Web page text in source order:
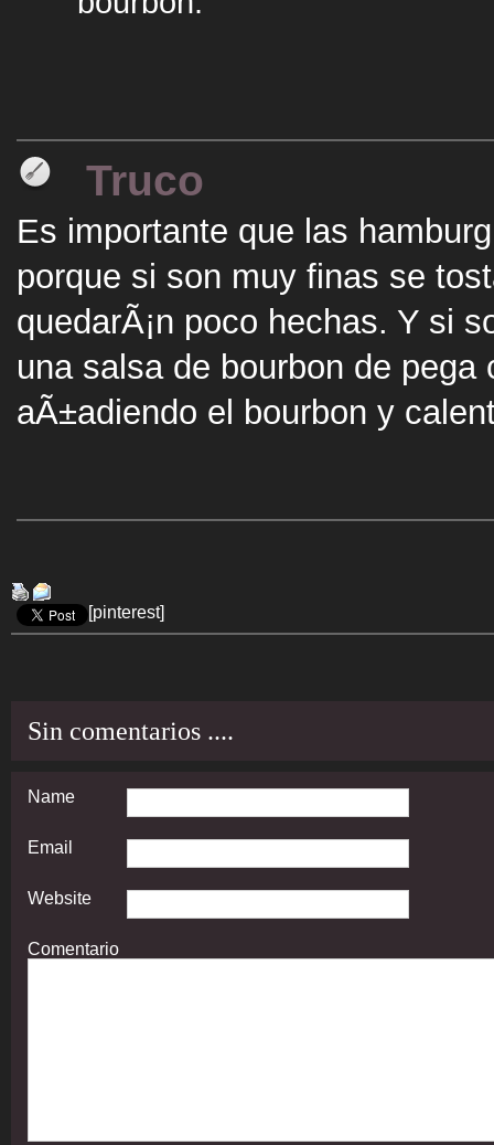
Truco
Es importante que las
porque si son muy finas se
quedarÃ¡n poco hechas. Y si
una salsa de bourbon de
aÃ±adiendo el bourbon y
[pinterest]
Sin comentarios ....
Name
Email
Website
Comentario